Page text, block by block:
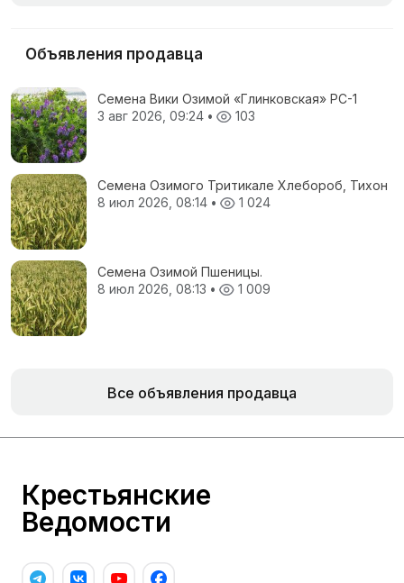
Объявления продавца
Семена Вики Озимой «Глинковская» РС-1
3 авг 2026, 09:24 • 103
Семена Озимого Тритикале Хлебороб, Тихон
8 июл 2026, 08:14 • 1 024
Семена Озимой Пшеницы.
8 июл 2026, 08:13 • 1 009
Все объявления продавца
Крестьянские
Ведомости